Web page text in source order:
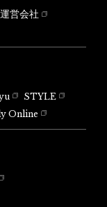
運営会社
STYLE
Online